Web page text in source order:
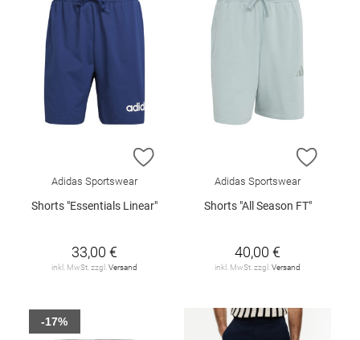
ZUR WUNSCHLISTE HINZUFÜGEN
Adidas Sportswear
Shorts "Essentials Linear"
33,00 €
inkl. MwSt. zzgl. Versand
ZUR
Adidas Sportswear
Shorts "All Season FT"
40,00 €
inkl. MwSt. zzgl. Versand
-17%